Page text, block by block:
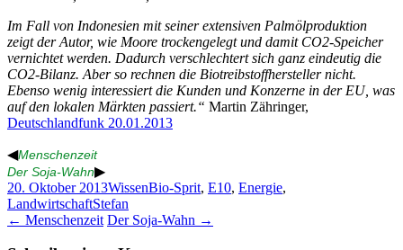
Im Fall von Indonesien mit seiner extensiven Palmölproduktion
zeigt der Autor, wie Moore trockengelegt und damit CO2-Speicher
vernichtet werden. Dadurch verschlechtert sich ganz eindeutig die
CO2-Bilanz. Aber so rechnen die Biotreibstoffhersteller nicht.
Ebenso wenig interessiert die Kunden und Konzerne in der EU, was
auf den lokalen Märkten passiert.“ Martin Zähringer,
Deutschlandfunk 20.01.2013
◀Menschenzeit
Der Soja-Wahn▶
20. Oktober 2013WissenBio-Sprit, E10, Energie,
LandwirtschaftStefan
Beitragsnavigation
← Menschenzeit Der Soja-Wahn →